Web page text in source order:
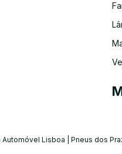
Lisboa | Pneus dos